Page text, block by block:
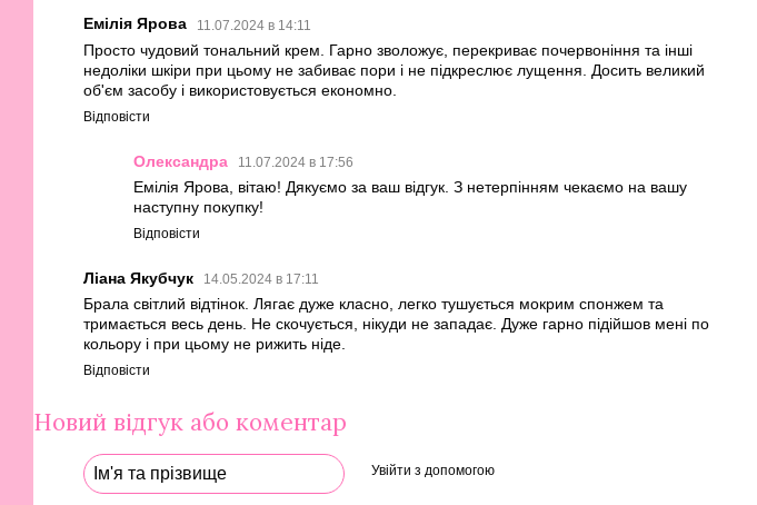
Емілія Ярова 11.07.2024 в 14:11
Просто чудовий тональний крем. Гарно зволожує, перекриває почервоніння та інші
недоліки шкіри при цьому не забиває пори і не підкреслює лущення. Досить великий
об'єм засобу і використовується економно.
Відповісти
Олександра 11.07.2024 в 17:56
Емілія Ярова, вітаю! Дякуємо за ваш відгук. З нетерпінням чекаємо на вашу
наступну покупку!
Відповісти
Ліана Якубчук 14.05.2024 в 17:11
Брала світлий відтінок. Лягає дуже класно, легко тушується мокрим спонжем та
тримається весь день. Не скочується, нікуди не западає. Дуже гарно підійшов мені по
кольору і при цьому не рижить ніде.
Відповісти
Новий відгук або коментар
Увійти з допомогою